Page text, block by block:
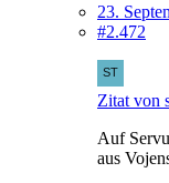
23.
#2.472
Zitat von
Auf
aus